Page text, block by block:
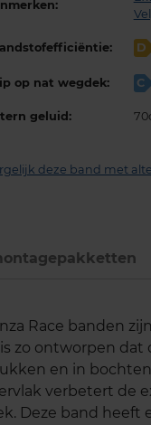
D
op nat wegdek: C
geluid:
deze band met
Race banden
zo ontworpen dat
en in
verbetert de
Deze band heeft